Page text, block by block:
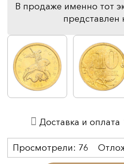
В продаже именно тот
представлен
Просмотрели: 76
Доставка и оплата